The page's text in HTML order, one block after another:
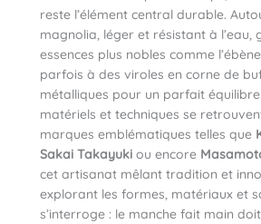
reste l’élément central durable.
magnolia, léger et résistant à l’eau,
essences plus nobles comme
parfois à des viroles en corne de
métalliques pour un parfait
matériels et techniques se
marques emblématiques telles que
Sakai Takayuki ou encore
cet artisanat mêlant tradition et
explorant les formes, matériaux et
s’interroge : le manche fait main